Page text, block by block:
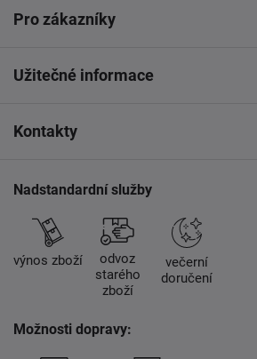
Pro zákazníky
Užitečné informace
Kontakty
Nadstandardní služby
výnos zboží
odvoz
starého
zboží
večerní
doručení
Možnosti dopravy: